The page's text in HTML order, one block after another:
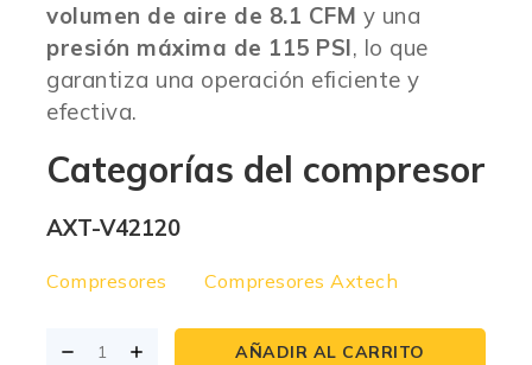
volumen de aire de 8.1 CFM y una
presión máxima de 115 PSI, lo que
garantiza una operación eficiente y
efectiva.
Categorías del compresor
AXT-V42120
Compresores Compresores Axtech
AÑADIR AL CARRITO